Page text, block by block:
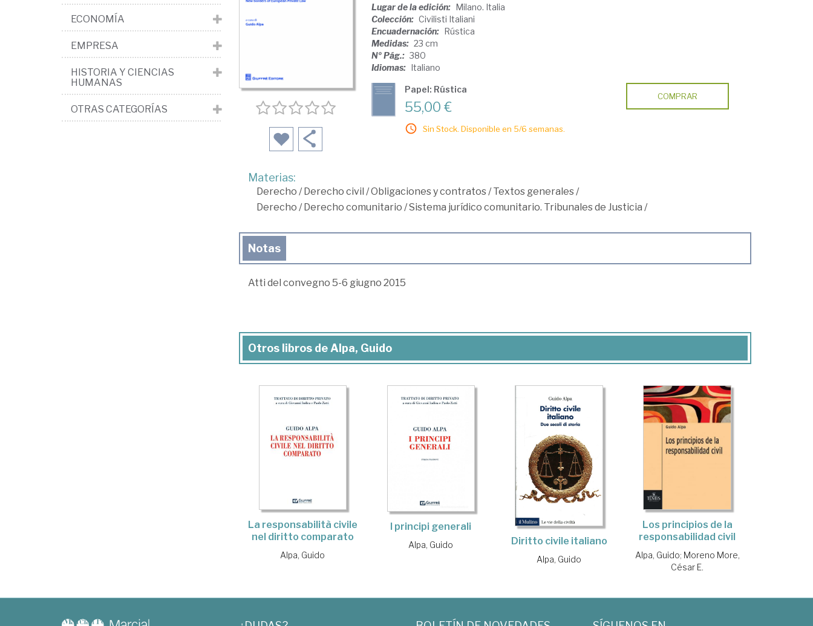
Lugar de la edición: Milano. Italia
Colección: Civilisti Italiani
Encuadernación: Rústica
Medidas: 23 cm
Nº Pág.: 380
Idiomas: Italiano
Papel: Rústica
55,00 €
Sin Stock. Disponible en 5/6 semanas.
COMPRAR
Materias:
Derecho / Derecho civil /Obligaciones y contratos/Textos generales/
Derecho / Derecho comunitario /Sistema jurídico comunitario. Tribunales de Justicia /
Notas
Atti del convegno 5-6 giugno 2015
Otros libros de Alpa, Guido
La responsabilità civile
nel diritto comparato
Alpa, Guido
I principi generali
Alpa, Guido Diritto civile italiano
Alpa, Guido
Los principios de la
responsabilidad civil
Alpa, Guido; Moreno More,
César E.
ECONOMÍA
EMPRESA
HISTORIA Y CIENCIAS
HUMANAS
OTRAS CATEGORÍAS